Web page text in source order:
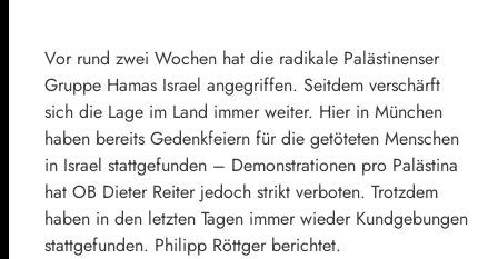
Vor rund zwei Wochen hat die radikale Palästinenser
Gruppe Hamas Israel angegriffen. Seitdem verschärft
sich die Lage im Land immer weiter. Hier in München
haben bereits Gedenkfeiern für die getöteten Menschen
in Israel stattgefunden – Demonstrationen pro Palästina
hat OB Dieter Reiter jedoch strikt verboten. Trotzdem
haben in den letzten Tagen immer wieder Kundgebungen
stattgefunden. Philipp Röttger berichtet.